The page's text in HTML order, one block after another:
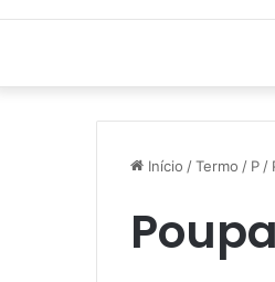
Início /Termo / P /